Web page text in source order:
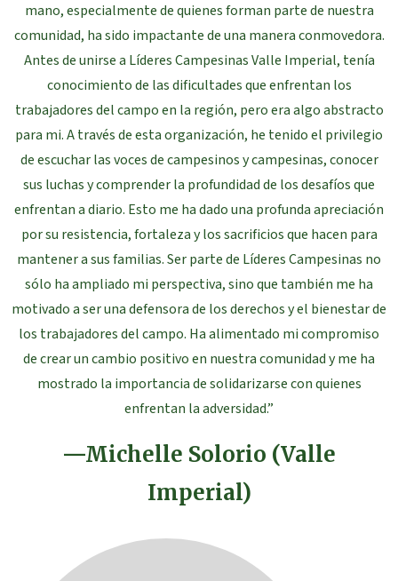
mano, especialmente de quienes forman parte de nuestra
comunidad, ha sido impactante de una manera conmovedora.
Antes de unirse a Líderes Campesinas Valle Imperial, tenía
conocimiento de las dificultades que enfrentan los
trabajadores del campo en la región, pero era algo abstracto
para mi. A través de esta organización, he tenido el privilegio
de escuchar las voces de campesinos y campesinas, conocer
sus luchas y comprender la profundidad de los desafíos que
enfrentan a diario. Esto me ha dado una profunda apreciación
por su resistencia, fortaleza y los sacrificios que hacen para
mantener a sus familias. Ser parte de Líderes Campesinas no
sólo ha ampliado mi perspectiva, sino que también me ha
motivado a ser una defensora de los derechos y el bienestar de
los trabajadores del campo. Ha alimentado mi compromiso
de crear un cambio positivo en nuestra comunidad y me ha
mostrado la importancia de solidarizarse con quienes
enfrentan la adversidad.”
—Michelle Solorio (Valle
Imperial)